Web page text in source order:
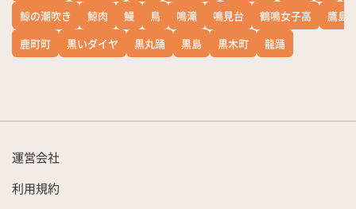
鯨の潮吹き
鯨肉 鰻 鳥 鳴滝 鳴見台 鶴鳴女子高
鷹島
鹿町町
黒いダイヤ 黒丸踊 黒島 黒木町 龍踊
運営会社
利用規約